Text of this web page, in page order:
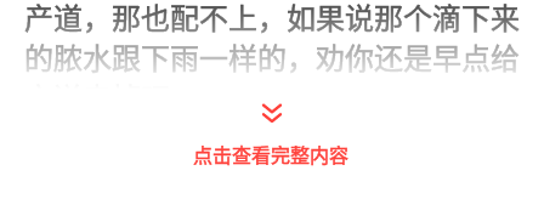
产道，那也配不上，如果说那个滴下来
的脓水跟下雨一样的，劝你还是早点给
第三种情况，母猪产后20天之内就发
点击查看完整内容